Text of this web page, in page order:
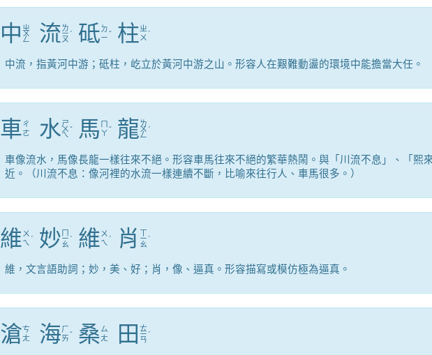
中 ㄓ
ㄨ
ㄥ 流ㄌ
ㄧ
ㄡ
ˊ 砥 ㄉ
ㄧˇ 柱ㄓ
ㄨ ˋ
中流，指黃河中游；砥柱，屹立於黃河中游之山。形容人在艱難動盪的環境中能擔當大任。
車ㄔ
ㄜ
水ㄕ
ㄨ
ㄟ
ˇ 馬 ㄇ
ㄚˇ 龍ㄌ
ㄨ
ㄥ
ˊ
車像流水，馬像長龍一樣往來不絕。形容車馬往來不絕的繁華熱鬧。與「川流不息」、「熙
近。（川流不息：像河裡的水流一樣連續不斷，比喻來往行人、車馬很多。）
維 ㄨ
ㄟ ˊ 妙 ㄇ
ㄧ
ㄠ
ˋ 維 ㄨ
ㄟ ˊ 肖 ㄒ
ㄧ
ㄠ
ˋ
維，文言語助詞；妙，美、好；肖，像、逼真。形容描寫或模仿極為逼真。
滄ㄘ
ㄤ
海ㄏ
ㄞˇ 桑ㄙ
ㄤ
田 ㄊ
ㄧ
ㄢ
ˊ